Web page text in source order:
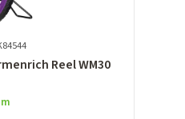
Reel WM30